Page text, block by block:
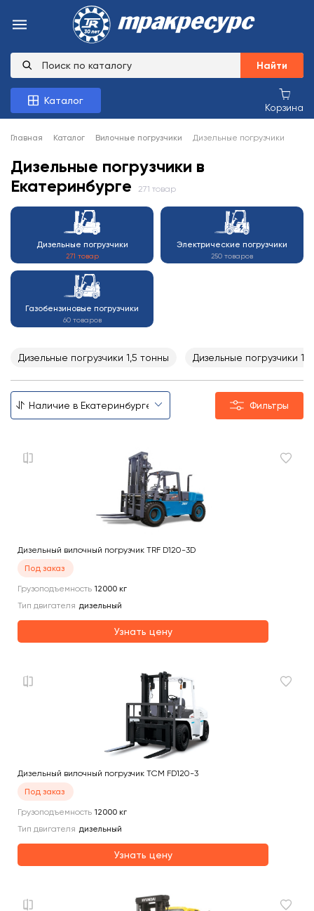
Найти
Каталог
Корзина
Главная Каталог Вилочные погрузчики Дизельные погрузчики
Дизельные погрузчики в
Екатеринбурге
271 товар
Дизельные погрузчики
271 товар
Электрические погрузчики
250 товаров
Газобензиновые погрузчики
60 товаров
Дизельные погрузчики 1,5 тонны Дизельные погрузчики
Фильтры
Дизельный вилочный погрузчик TRF D120-3D
Под заказ
Грузоподъемность 12000 кг
Тип двигателя дизельный
Узнать цену
Дизельный вилочный погрузчик TCM FD120-3
Под заказ
Грузоподъемность 12000 кг
Тип двигателя дизельный
Узнать цену